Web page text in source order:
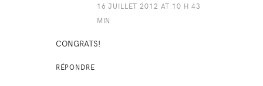
16 JUILLET 2012 AT 10 H 43
MIN
CONGRATS!
RÉPONDRE